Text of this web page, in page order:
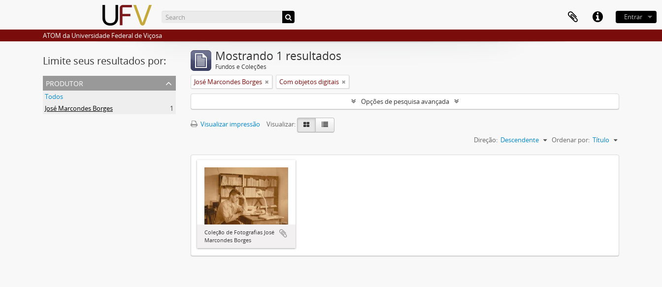
Entrar
ATOM da Universidade Federal de Viçosa
Limite seus resultados por:
produtor
Todos
José Marcondes Borges
1
Mostrando 1 resultados
Fundos e Coleções
José Marcondes Borges Com objetos digitais
Opções de pesquisa avançada
Visualizar impressão
Visualizar:
Ordenar por: Título
Direção: Descendente
Coleção de Fotografias José
Marcondes Borges